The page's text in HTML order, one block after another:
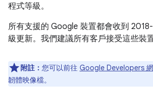
程式等級。
所有支援的 Google 裝置都會收到
級更新。我們建議所有客戶接受這些裝置
附註： 您可以前往 Google Developers
韌體映像檔。